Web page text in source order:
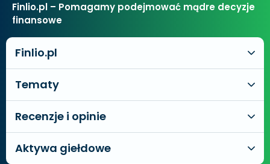
Finlio.pl – Pomagamy podejmować mądre decyzje
finansowe
Finlio.pl
Tematy
Recenzje i opinie
Aktywa giełdowe